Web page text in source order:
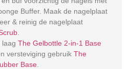
Buffer. Maak de nagelplaat
& reinig de nagelplaat
laag The Gelbottle 2-in-1 Base
versteviging gebruik The
Base